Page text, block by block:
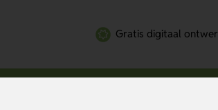
Gratis digitaal